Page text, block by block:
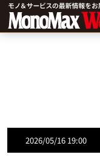
2026/05/16 19:00